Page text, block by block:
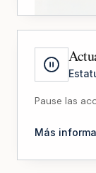
Pause las
Más